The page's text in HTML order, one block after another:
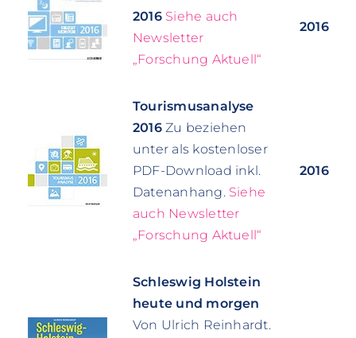
2016 Siehe auch
Newsletter
„Forschung Aktuell“
2016
Tourismusanalyse
2016Zu beziehen
unter als kostenloser
PDF-Download inkl.
Datenanhang. Siehe
auch Newsletter
„Forschung Aktuell“
2016
Schleswig Holstein
heute und morgen
Von Ulrich Reinhardt.